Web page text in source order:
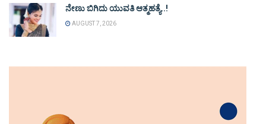
ನೇಣು ಬಿಗಿದು ಯುವತಿ ಆತ್ಮಹತ್ಯೆ..!
AUGUST 7, 2026